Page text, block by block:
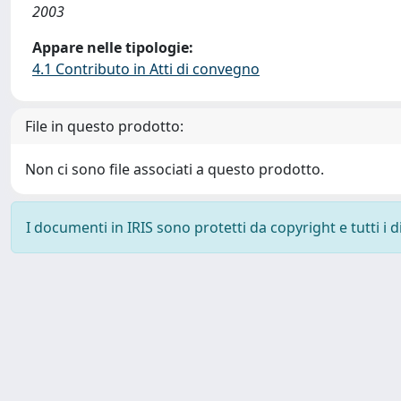
2003
Appare nelle tipologie:
4.1 Contributo in Atti di convegno
File in questo prodotto:
Non ci sono file associati a questo prodotto.
I documenti in IRIS sono protetti da copyright e tutti i